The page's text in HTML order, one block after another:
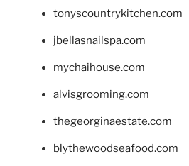
tonyscountrykitchen.com
jbellasnailspa.com
mychaihouse.com
alvisgrooming.com
thegeorginaestate.com
blythewoodseafood.com